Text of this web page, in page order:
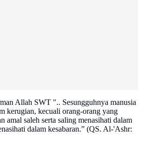
Allah SWT ".. Sesungguhnya manusia
kerugian, kecuali orang-orang yang
amal saleh serta saling menasihati dalam
dalam kesabaran.” (QS. Al-'Ashr: